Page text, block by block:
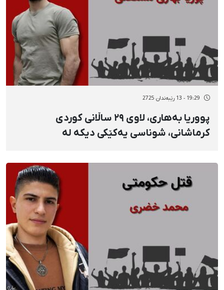
19:29 - 13 رێبەندان 2725
پووریا بەهاری، لاوی ٢٩ ساڵانی کوردی
کرماشانی، شوناسی یەکێکی دیکە لە
فیشەکی جەنگی